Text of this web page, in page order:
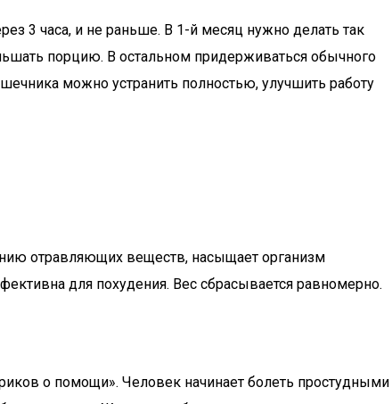
3 часа, и не раньше. В 1-й месяц нужно делать так
порцию. В остальном придерживаться обычного
можно устранить полностью, улучшить работу
отравляющих веществ, насыщает организм
для похудения. Вес сбрасывается равномерно.
о помощи». Человек начинает болеть простудными